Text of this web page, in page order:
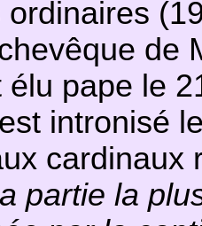
ordinaires
de
élu pape le
intronisé
cardinaux
partie la